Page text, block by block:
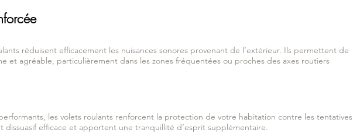
réduisent efficacement les nuisances sonores provenant de l’extérieur. Ils permettent de
et agréable, particulièrement dans les zones fréquentées ou proches des axes routiers
les volets roulants renforcent la protection de votre habitation contre les tentatives
dissuasif efficace et apportent une tranquillité d’esprit supplémentaire.